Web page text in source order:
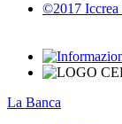
©2017 Iccrea
La Banca